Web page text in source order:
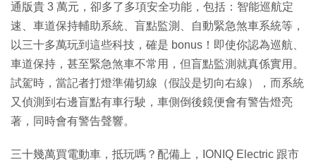
通版貴 3 萬元，卻多了多項安全功能，包括：智能巡航定
速、車道保持輔助系統、盲點監測、自動緊急煞車系統等，
以三十多萬玩到這些科技，確是 bonus！即使你認為巡航、
車道保持，甚至緊急煞車不常用，但盲點監測就真係實用。
試駕時，當記者打燈準備切線（假設是切向右線），而系統
又偵測到右邊盲點有車行駛，車側倒後鏡便會有警告燈亮
著，同時會有警告聲響。
三十幾萬買電動車，抵玩嗎？配備上，IONIQ Electric 跟市